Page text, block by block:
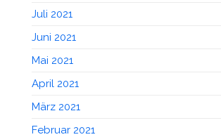
Juli 2021
Juni 2021
Mai 2021
April 2021
März 2021
Februar 2021